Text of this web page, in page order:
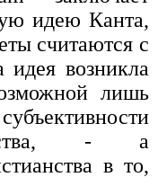
идею Канта,
считаются с
возникла
лишь
- а
в то,